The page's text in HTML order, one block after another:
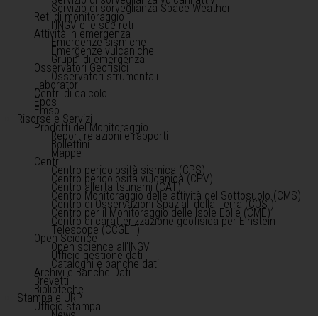
Servizio di sorveglianza Space Weather
Reti di monitoraggio
l'INGV e le sue reti
Attività in emergenza
Emergenze sismiche
Emergenze vulcaniche
Gruppi di emergenza
Osservatori Geofisici
Osservatori strumentali
Laboratori
Centri di calcolo
Epos
Emso
Risorse e Servizi
Prodotti del Monitoraggio
Report relazioni e rapporti
Bollettini
Mappe
Centri
Centro pericolosità sismica (CPS)
Centro pericolosità vulcanica (CPV)
Centro allerta tsunami (CAT)
Centro Monitoraggio delle attività del Sottosuolo (CMS)
Centro di Osservazioni Spaziali della Terra (COS )
Centro per il Monitoraggio delle Isole Eolie (CME)
Centro di caratterizzazione geofisica per Einstein
Telescope (CCGET)
Open Science
Open science all'INGV
Ufficio gestione dati
Cataloghi e banche dati
Archivi e Banche Dati
Brevetti
Biblioteche
Stampa e URP
Ufficio stampa